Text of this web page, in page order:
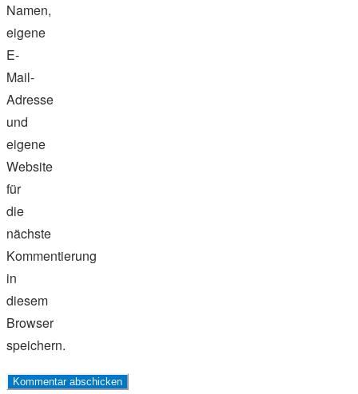
Namen,
eigene
E-
Mail-
Adresse
und
eigene
Website
für
die
nächste
Kommentierung
in
diesem
Browser
speichern.